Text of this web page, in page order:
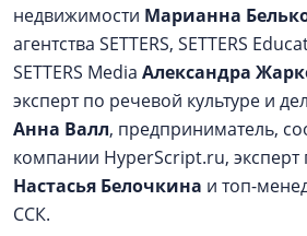
недвижимости Марианна
агентства SETTERS, SETTERS
SETTERS Media Александра
эксперт по речевой культуре и
Анна Валл, предприниматель,
компании HyperScript.ru,
Настасья Белочкина и топ-
ССК.